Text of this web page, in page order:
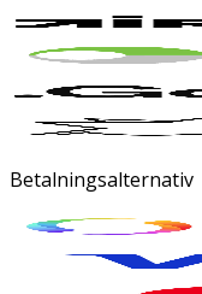
Betalningsalternativ